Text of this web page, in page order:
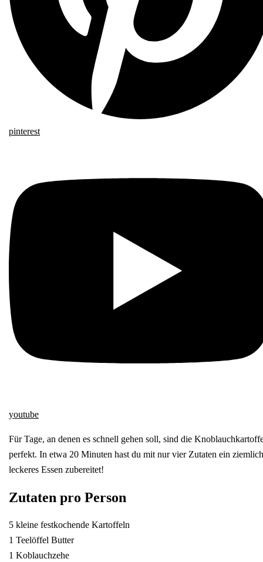
pinterest
youtube
Für Tage, an denen es schnell gehen soll, sind die
perfekt. In etwa 20 Minuten hast du mit nur vier Zutaten ein ziemlich
leckeres Essen zubereitet!
Zutaten pro Person
5 kleine festkochende Kartoffeln
1 Teelöffel Butter
1 Koblauchzehe